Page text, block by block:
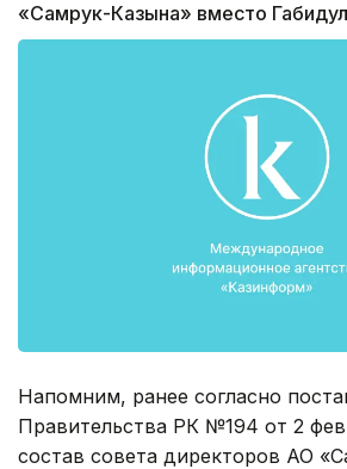
«Самрук-Казына» вместо
Напомним, ранее согласно
Правительства РК №194 от 2
состав совета директоров АО